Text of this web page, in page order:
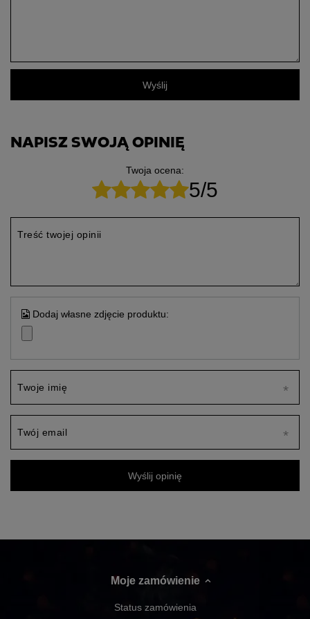
Wyślij
NAPISZ SWOJĄ OPINIĘ
Twoja ocena:
5/5
Treść twojej opinii
Dodaj własne zdjęcie produktu:
Twoje imię
Twój email
Wyślij opinię
Moje zamówienie
Status zamówienia